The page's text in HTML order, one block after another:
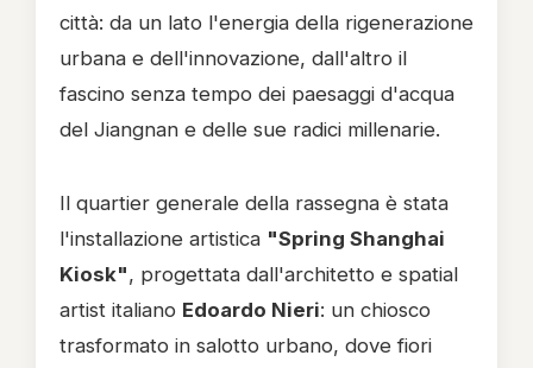
città: da un lato l'energia della rigenerazione
urbana e dell'innovazione, dall'altro il
fascino senza tempo dei paesaggi d'acqua
del Jiangnan e delle sue radici millenarie.
Il quartier generale della rassegna è stata
l'installazione artistica "Spring Shanghai
Kiosk", progettata dall'architetto e spatial
artist italiano Edoardo Nieri: un chiosco
trasformato in salotto urbano, dove fiori